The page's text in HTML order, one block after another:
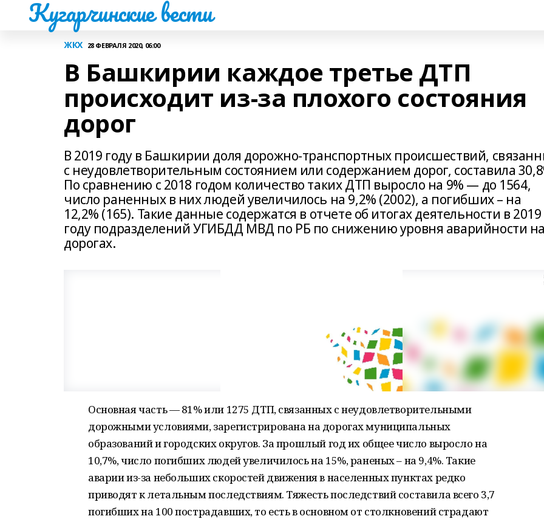
Кугарчинские вести
ЖКХ 28 ФЕВРАЛЯ 2020, 06:00
В Башкирии каждое третье ДТП
происходит из-за плохого состояния
дорог
В 2019 году в Башкирии доля дорожно-транспортных происшествий,
с неудовлетворительным состоянием или содержанием дорог, составила
По сравнению с 2018 годом количество таких ДТП выросло на 9% — до 1564,
число раненных в них людей увеличилось на 9,2% (2002), а погибших – на
12,2% (165). Такие данные содержатся в отчете об итогах деятельности в 2019
году подразделений УГИБДД МВД по РБ по снижению уровня аварийности на
дорогах.
Основная часть — 81% или 1275 ДТП, связанных с неудовлетворительными
дорожными условиями, зарегистрирована на дорогах муниципальных
образований и городских округов. За прошлый год их общее число выросло на
10,7%, число погибших людей увеличилось на 15%, раненых – на 9,4%. Такие
аварии из-за небольших скоростей движения в населенных пунктах редко
приводят к летальным последствиям. Тяжесть последствий составила всего 3,7
погибших на 100 пострадавших, то есть в основном от столкновений страдают